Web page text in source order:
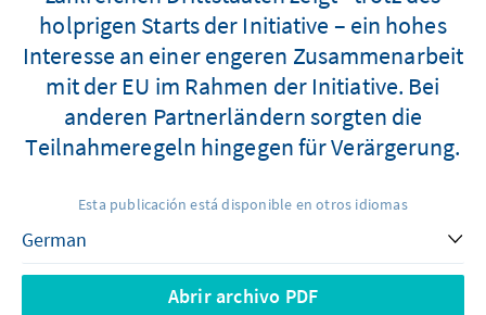
holprigen Starts der Initiative – ein hohes
Interesse an einer engeren Zusammenarbeit
mit der EU im Rahmen der Initiative. Bei
anderen Partnerländern sorgten die
Teilnahmeregeln hingegen für Verärgerung.
Esta publicación está disponible en otros idiomas
Abrir archivo PDF